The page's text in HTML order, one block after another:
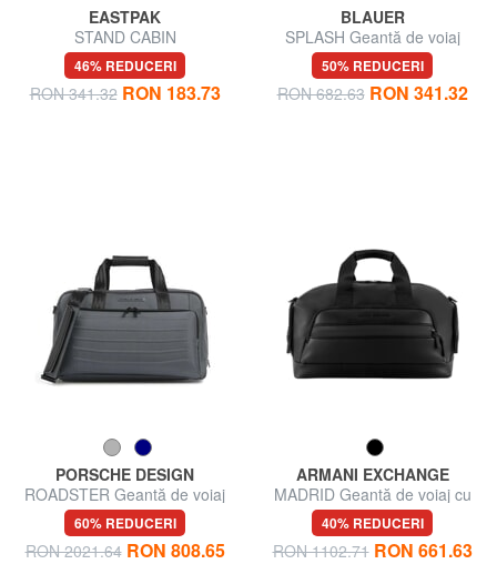
EASTPAK
STAND CABIN
46% REDUCERI
RON 341.32 RON 183.73
BLAUER
SPLASH Geantă de voiaj
50% REDUCERI
RON 682.63 RON 341.32
PORSCHE DESIGN
ROADSTER Geantă de voiaj
cu curea de umăr
60% REDUCERI
RON 2021.64 RON 808.65
ARMANI EXCHANGE
MADRID Geantă de voiaj cu
curea de umăr
40% REDUCERI
RON 1102.71 RON 661.63